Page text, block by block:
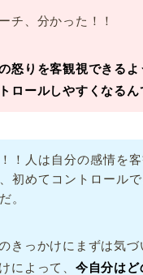
チ、分かった！！
怒りを客観視できるよ
ロールしやすくなるん
！人は自分の感情を
初めてコントロール
。
きっかけにまずは気づ
によって、 今自分はど